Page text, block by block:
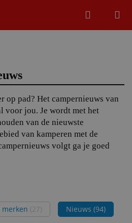
op pad? Het campernieuws van
voor jou. Je wordt met het
van de nieuwste
van kamperen met de
volgt ga je goed
merken (27) Nieuws (94)